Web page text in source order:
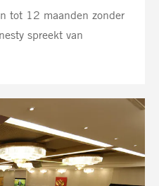
tot 12 maanden zonder
spreekt van